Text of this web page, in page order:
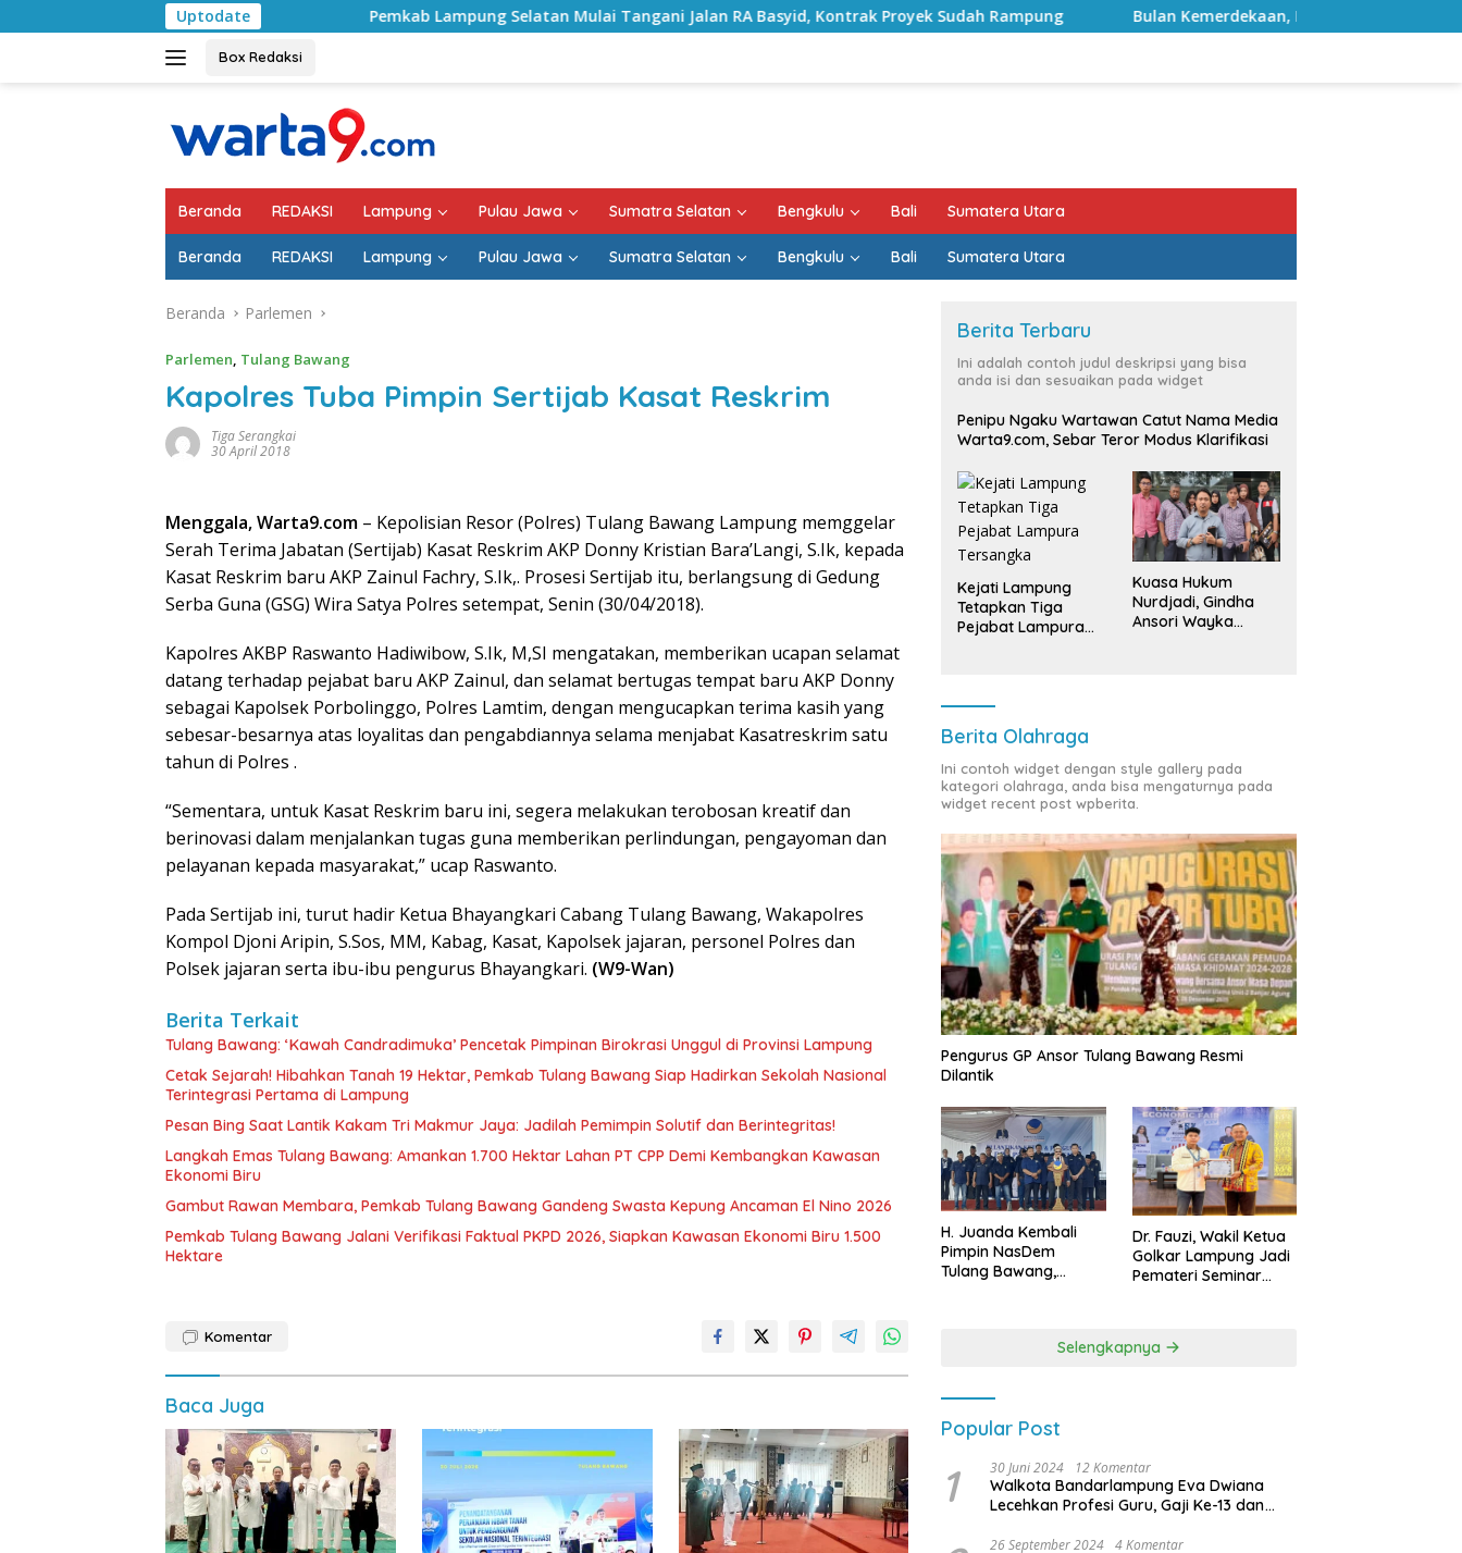
ke
UptodatePemkab Lampung Selatan Mulai Tangani Jalan RA Basyid, Kontrak Proyek Sudah Rampung Bulan Kemerdekaan, Bupati Lampung Selatan Ajak ASN
Box Redaksi
Beranda REDAKSI Lampung Pulau Jawa Sumatra Selatan Bengkulu Bali Sumatera Utara
Beranda REDAKSI Lampung Pulau Jawa Sumatra Selatan Bengkulu Bali Sumatera Utara
Beranda Parlemen
Parlemen, Tulang Bawang
Kapolres Tuba Pimpin Sertijab Kasat Reskrim
Tiga Serangkai
30 April 2018
Menggala, Warta9.com – Kepolisian Resor (Polres) Tulang Bawang Lampung memggelar
Serah Terima Jabatan (Sertijab) Kasat Reskrim AKP Donny Kristian Bara’Langi, S.Ik, kepada
Kasat Reskrim baru AKP Zainul Fachry, S.Ik,. Prosesi Sertijab itu, berlangsung di Gedung
Serba Guna (GSG) Wira Satya Polres setempat, Senin (30/04/2018).
Kapolres AKBP Raswanto Hadiwibow, S.Ik, M,SI mengatakan, memberikan ucapan selamat
datang terhadap pejabat baru AKP Zainul, dan selamat bertugas tempat baru AKP Donny
sebagai Kapolsek Porbolinggo, Polres Lamtim, dengan mengucapkan terima kasih yang
sebesar-besarnya atas loyalitas dan pengabdiannya selama menjabat Kasatreskrim satu
tahun di Polres .
“Sementara, untuk Kasat Reskrim baru ini, segera melakukan terobosan kreatif dan
berinovasi dalam menjalankan tugas guna memberikan perlindungan, pengayoman dan
pelayanan kepada masyarakat,” ucap Raswanto.
Pada Sertijab ini, turut hadir Ketua Bhayangkari Cabang Tulang Bawang, Wakapolres
Kompol Djoni Aripin, S.Sos, MM, Kabag, Kasat, Kapolsek jajaran, personel Polres dan
Polsek jajaran serta ibu-ibu pengurus Bhayangkari. (W9-Wan)
Berita Terkait
Tulang Bawang: ‘Kawah Candradimuka’ Pencetak Pimpinan Birokrasi Unggul di Provinsi Lampung
Cetak Sejarah! Hibahkan Tanah 19 Hektar, Pemkab Tulang Bawang Siap Hadirkan Sekolah Nasional
Terintegrasi Pertama di Lampung
Pesan Bing Saat Lantik Kakam Tri Makmur Jaya: Jadilah Pemimpin Solutif dan Berintegritas!
Langkah Emas Tulang Bawang: Amankan 1.700 Hektar Lahan PT CPP Demi Kembangkan Kawasan
Ekonomi Biru
Gambut Rawan Membara, Pemkab Tulang Bawang Gandeng Swasta Kepung Ancaman El Nino 2026
Pemkab Tulang Bawang Jalani Verifikasi Faktual PKPD 2026, Siapkan Kawasan Ekonomi Biru 1.500
Hektare
Komentar
Baca Juga
Berita Terbaru
Ini adalah contoh judul deskripsi yang bisa
anda isi dan sesuaikan pada widget
Penipu Ngaku Wartawan Catut Nama Media
Warta9.com, Sebar Teror Modus Klarifikasi
Kejati Lampung
Tetapkan Tiga
Pejabat Lampura
Kuasa Hukum
Nurdjadi, Gindha
Ansori Wayka
Berita Olahraga
Ini contoh widget dengan style gallery pada
kategori olahraga, anda bisa mengaturnya pada
widget recent post wpberita.
Pengurus GP Ansor Tulang Bawang Resmi
Dilantik
H. Juanda Kembali
Pimpin NasDem
Tulang Bawang,
Dr. Fauzi, Wakil Ketua
Golkar Lampung Jadi
Pemateri Seminar
Kebangsaan
Selengkapnya
Popular Post
1 30 Juni 2024 12 Komentar
Walkota Bandarlampung Eva Dwiana
Lecehkan Profesi Guru, Gaji Ke-13 dan
26 September 2024 4 Komentar